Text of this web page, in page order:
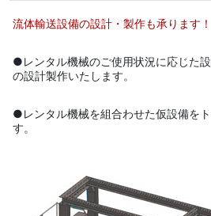
流体輸送設備の設計・製作も承ります！
●レンタル機械のご使用状況に応じた
の設計製作いたします。
●レンタル機械を組合わせた仮設備を
す。